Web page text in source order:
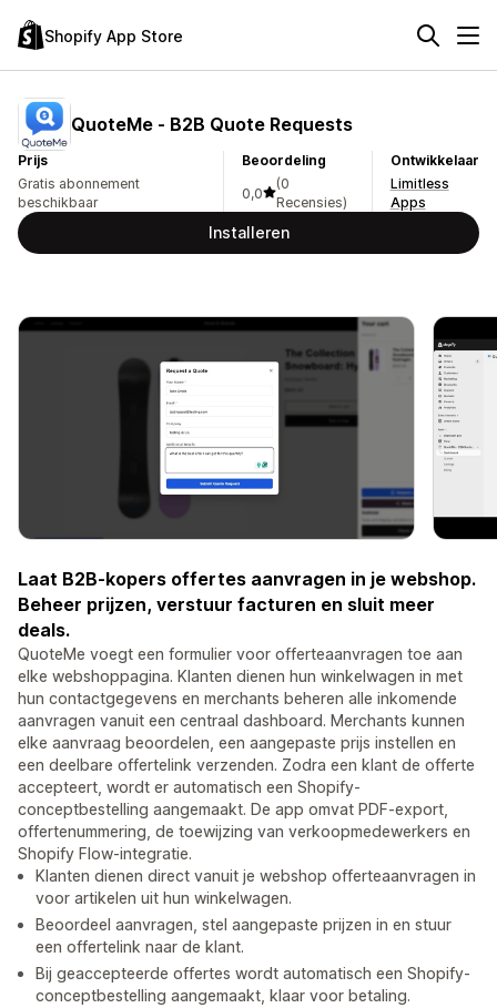
Shopify App Store
QuoteMe ‑ B2B Quote Requests
Prijs
Gratis abonnement
beschikbaar
Beoordeling
0,0
(0
Recensies)
Ontwikkelaar
Limitless
Apps
Installeren
Laat B2B-kopers offertes aanvragen in je webshop.
Beheer prijzen, verstuur facturen en sluit meer
deals.
QuoteMe voegt een formulier voor offerteaanvragen toe aan
elke webshoppagina. Klanten dienen hun winkelwagen in met
hun contactgegevens en merchants beheren alle inkomende
aanvragen vanuit een centraal dashboard. Merchants kunnen
elke aanvraag beoordelen, een aangepaste prijs instellen en
een deelbare offertelink verzenden. Zodra een klant de offerte
accepteert, wordt er automatisch een Shopify-
conceptbestelling aangemaakt. De app omvat PDF-export,
offertenummering, de toewijzing van verkoopmedewerkers en
Shopify Flow-integratie.
Klanten dienen direct vanuit je webshop offerteaanvragen in
voor artikelen uit hun winkelwagen.
Beoordeel aanvragen, stel aangepaste prijzen in en stuur
een offertelink naar de klant.
Bij geaccepteerde offertes wordt automatisch een Shopify-
conceptbestelling aangemaakt, klaar voor betaling.